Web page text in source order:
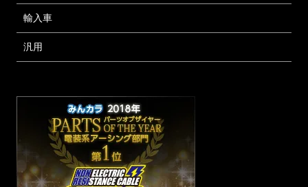
輸入車
汎用